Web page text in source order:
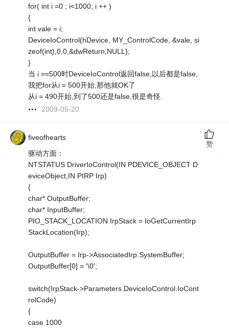
for( int i =0 ; i<1000; i ++ )
{
int vale = i;
DeviceIoControl(hDevice, MY_ControlCode, &vale, si
zeof(int),0,0,&dwReturn,NULL);
}
当 i ==500时DeviceIoControl返回false,以后都是false,
我把for从i = 500开始,那他就OK了
从i = 490开始,到了500还是false,很是奇怪.
2009-05-20
fiveofhearts
驱动方面：
NTSTATUS DriverIoControl(IN PDEVICE_OBJECT D
eviceObject,IN PIRP Irp)
{
char* OutputBuffer;
char* InputBuffer;
PIO_STACK_LOCATION IrpStack = IoGetCurrentIrp
StackLocation(Irp);
OutputBuffer = Irp->AssociatedIrp.SystemBuffer;
OutputBuffer[0] = '\0';
switch(IrpStack->Parameters.DeviceIoControl.IoCont
rolCode)
{
case 1000
赞